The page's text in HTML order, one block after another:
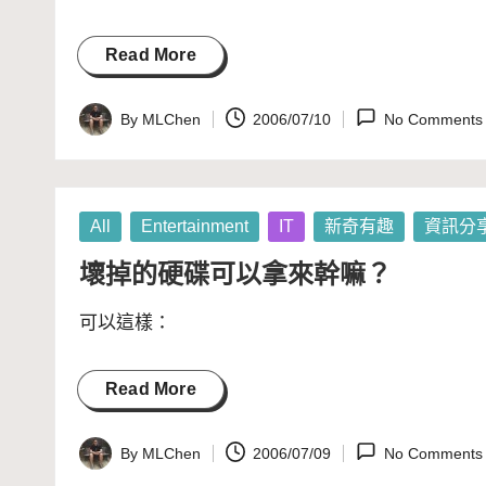
Read More
Posted
by
By MLChen 2006/07/10 No Comments
Posted
in
All Entertainment IT 新奇有趣 資訊分
壞掉的硬碟可以拿來幹嘛？
可以這樣：
Read More
Posted
By MLChen 2006/07/09 No Comments